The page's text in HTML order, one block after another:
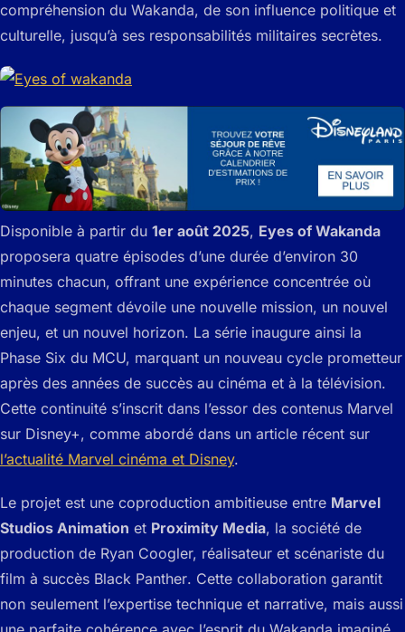
compréhension du Wakanda, de son influence politique et
culturelle, jusqu’à ses responsabilités militaires secrètes.
Disponible à partir du 1er août 2025, Eyes of Wakanda
proposera quatre épisodes d’une durée d’environ 30
minutes chacun, offrant une expérience concentrée où
chaque segment dévoile une nouvelle mission, un nouvel
enjeu, et un nouvel horizon. La série inaugure ainsi la
Phase Six du MCU, marquant un nouveau cycle prometteur
après des années de succès au cinéma et à la télévision.
Cette continuité s’inscrit dans l’essor des contenus Marvel
sur Disney+, comme abordé dans un article récent sur
l’actualité Marvel cinéma et Disney.
Le projet est une coproduction ambitieuse entre Marvel
Studios Animation et Proximity Media, la société de
production de Ryan Coogler, réalisateur et scénariste du
film à succès Black Panther. Cette collaboration garantit
non seulement l’expertise technique et narrative, mais aussi